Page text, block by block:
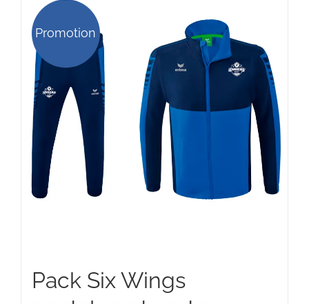
Promotion
Pack Six Wings